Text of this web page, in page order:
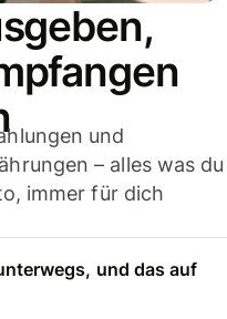
und
– alles was du
immer für dich
und das auf